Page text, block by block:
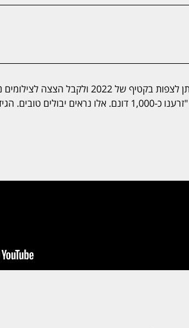
לאחר כ-40 שנה גד"ש ש.כ.ל חזר לגדל כותנה. בסרטון חדש ניתן
ב-1966. האגרונום הראשי של גד"ש ש.כ.ל, עידן ריצ'קר, אמר: "זרענו כ-1,000